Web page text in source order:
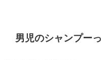
男児のシャンプー